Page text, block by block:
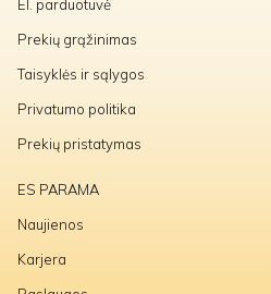
El. parduotuvė
Prekių grąžinimas
Taisyklės ir sąlygos
Privatumo politika
Prekių pristatymas
ES PARAMA
Naujienos
Karjera